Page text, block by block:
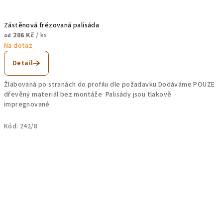
Zástěnová frézovaná palisáda
od 206 Kč/ ks
Na dotaz
Detail
Žlabovaná po stranách do profilu dle požadavku Dodáváme POUZE
dřevěný materiál bez montáže Palisády jsou tlakově
impregnované
Kód: 242/8